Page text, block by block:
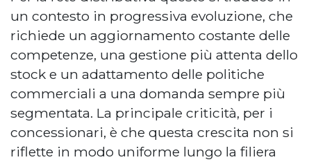
un contesto in progressiva evoluzione, che
richiede un aggiornamento costante delle
competenze, una gestione più attenta dello
stock e un adattamento delle politiche
commerciali a una domanda sempre più
segmentata. La principale criticità, per i
concessionari, è che questa crescita non si
riflette in modo uniforme lungo la filiera